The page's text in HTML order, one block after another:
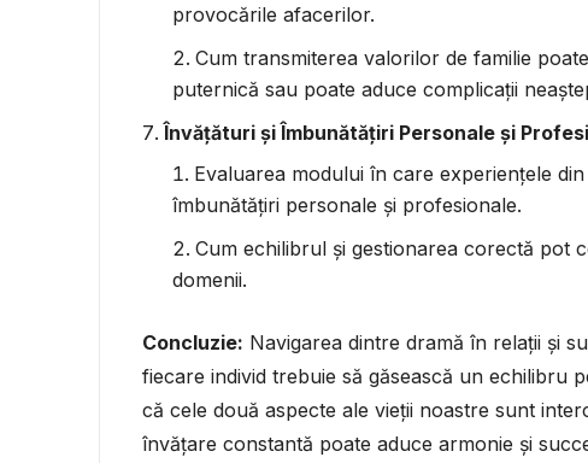
provocările afacerilor.
Cum transmiterea valorilor de familie
puternică sau poate aduce complicații
Învățături și Îmbunătățiri Personale și
Evaluarea modului în care experiențele
îmbunătățiri personale și profesionale.
Cum echilibrul și gestionarea corectă pot
domenii.
Concluzie: Navigarea dintre dramă în relații și
fiecare individ trebuie să găsească un echilibru
că cele două aspecte ale vieții noastre sunt
învățare constantă poate aduce armonie și